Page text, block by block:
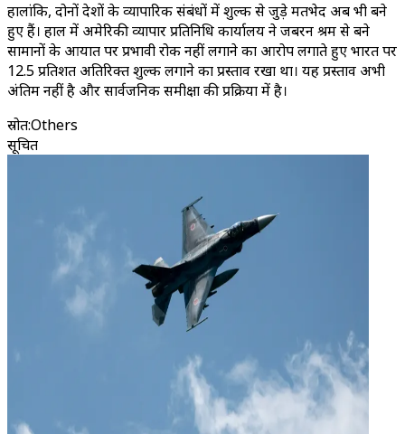
हालांकि, दोनों देशों के व्यापारिक संबंधों में शुल्क से जुड़े मतभेद अब भी बने
हुए हैं। हाल में अमेरिकी व्यापार प्रतिनिधि कार्यालय ने जबरन श्रम से बने
सामानों के आयात पर प्रभावी रोक नहीं लगाने का आरोप लगाते हुए भारत पर
12.5 प्रतिशत अतिरिक्त शुल्क लगाने का प्रस्ताव रखा था। यह प्रस्ताव अभी
अंतिम नहीं है और सार्वजनिक समीक्षा की प्रक्रिया में है।
स्रोत:Others
सूचित